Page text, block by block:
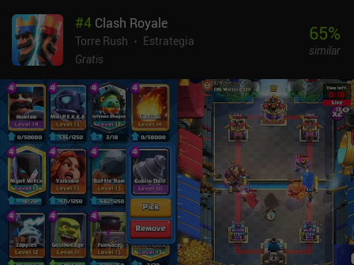
que paremos el mapa, nos quedaremos con todos los recursos no
utilizados, que podremos gastar en desbloquear más defensas,
maquinaria y en aumentar la eficiencia de varios componentes en
mayoría de los juegos de defensa de torres para móviles, y aunque
la campaña para un jugador proporciona por sí sola varias horas
de juego emocionante, su editor de niveles y el multijugador online
hacen que el juego sea casi interminable.Mindustry es free-to-play
y no hay iAPs ni anuncios, pero el desarrollador indie acepta
donaciones para apoyar el desarrollo del juego.
#4 Clash Royale
Torre Rush
Estrategia
Gratis
65%
similar